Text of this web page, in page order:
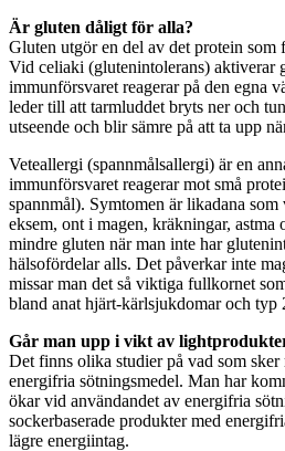
Är gluten dåligt för alla?
Gluten utgör en del av det protein som
Vid celiaki (glutenintolerans) aktiverar
immunförsvaret reagerar på den egna
leder till att tarmluddet bryts ner och
utseende och blir sämre på att ta upp
Veteallergi (spannmålsallergi) är en
immunförsvaret reagerar mot små
spannmål). Symtomen är likadana
eksem, ont i magen, kräkningar,
mindre gluten när man inte har
hälsofördelar alls. Det påverkar inte
missar man det så viktiga fullkornet
bland anat hjärt-kärlsjukdomar och typ
Går man upp i vikt av
Det finns olika studier på vad som
energifria sötningsmedel. Man har
ökar vid användandet av energifria
sockerbaserade produkter med
lägre energiintag.